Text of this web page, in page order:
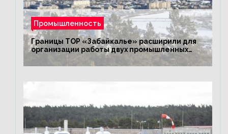
Промышленность
Границы ТОР «Забайкалье» расширили для
организации работы двух промышленных
предприятий